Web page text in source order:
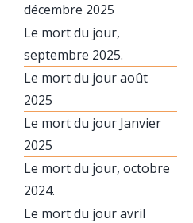
décembre 2025
Le mort du jour,
septembre 2025.
Le mort du jour août
2025
Le mort du jour Janvier
2025
Le mort du jour, octobre
2024.
Le mort du jour avril